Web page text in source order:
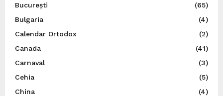
București
(65)
Bulgaria
(4)
Calendar Ortodox
(2)
Canada
(41)
Carnaval
(3)
Cehia
(5)
China
(4)